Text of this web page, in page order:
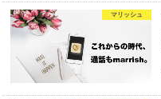
マリッシュ